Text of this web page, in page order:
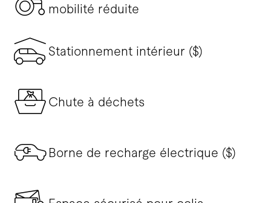
mobilité réduite
Stationnement intérieur ($)
Chute à déchets
Borne de recharge électrique ($)